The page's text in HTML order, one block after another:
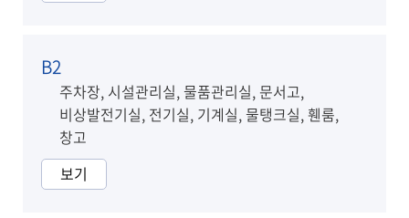
B2
주차장, 시설관리실, 물품관리실, 문서고,
비상발전기실, 전기실, 기계실, 물탱크실, 휀룸,
창고
보기